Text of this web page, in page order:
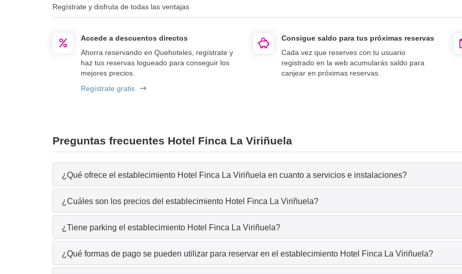
Regístrate y disfruta de todas las ventajas
Accede a descuentos directos
Ahorra reservando en Quehoteles, regístrate y
haz tus reservas logueado para conseguir los
mejores precios.
Regístrate gratis
Consigue saldo para tus próximas reservas
Cada vez que reserves con tu usuario
registrado en la web acumularás saldo para
canjear en próximas reservas.
Preguntas frecuentes Hotel Finca La Viriñuela
¿Qué ofrece el establecimiento Hotel Finca La Viriñuela en cuanto a servicios e instalaciones?
¿Cuáles son los precios del establecimiento Hotel Finca La Viriñuela?
¿Tiene parking el establecimiento Hotel Finca La Viriñuela?
¿Qué formas de pago se pueden utilizar para reservar en el establecimiento Hotel Finca La Viriñuela?